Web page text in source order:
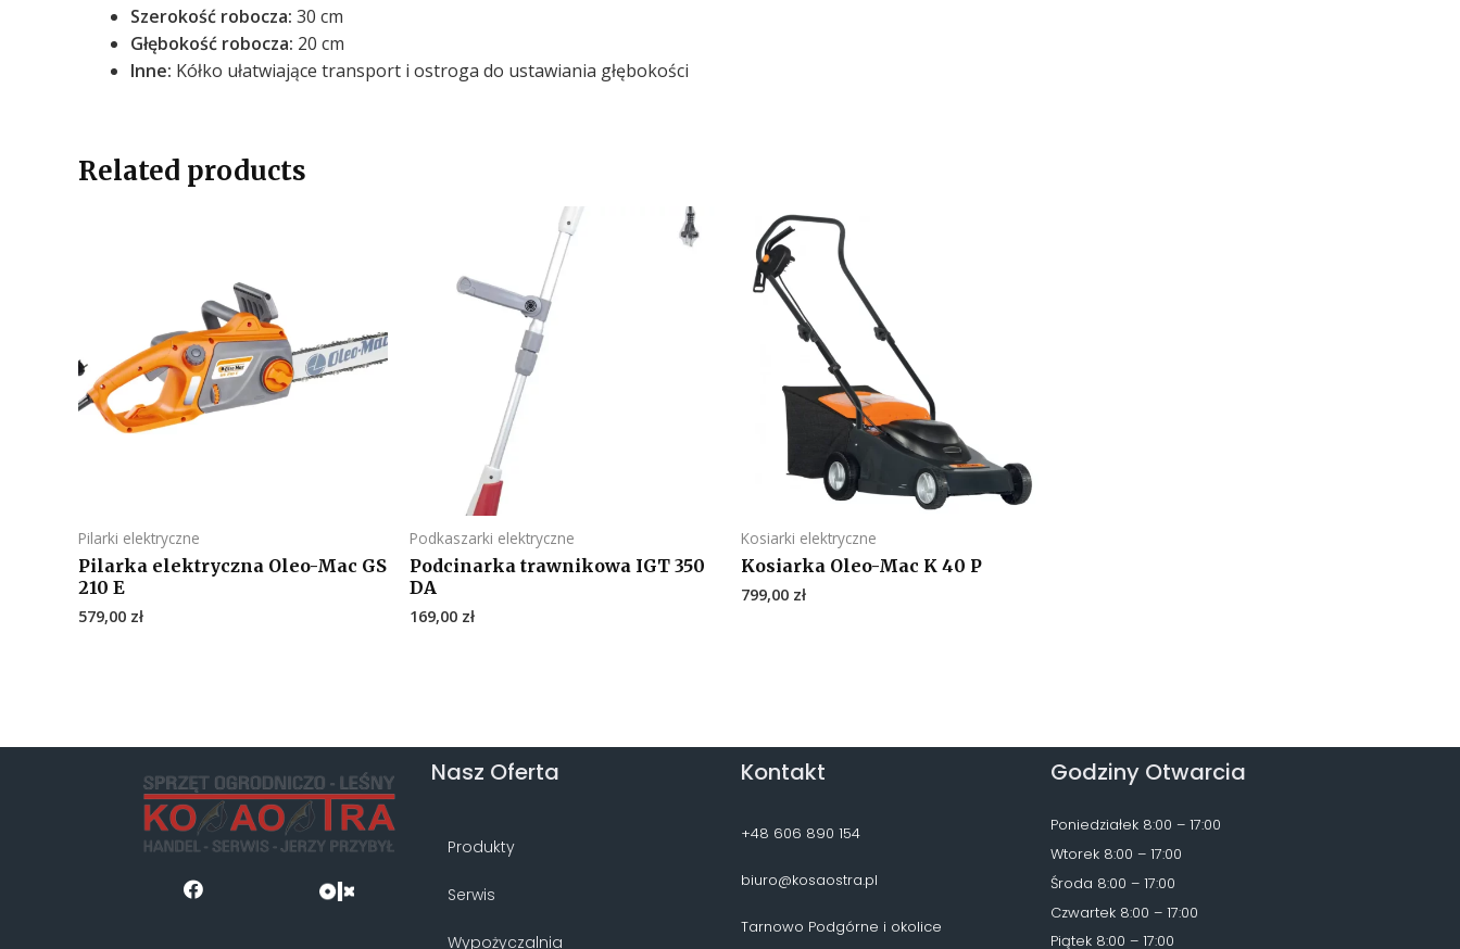
Szerokość robocza: 30 cm
Głębokość robocza: 20 cm
Inne: Kółko ułatwiające transport i ostroga do ustawiania głębokości
Related products
Pilarki elektryczne
Pilarka elektryczna Oleo-Mac GS
210 E
579,00 zł
Podkaszarki elektryczne
Podcinarka trawnikowa IGT 350
DA
169,00 zł
Kosiarki elektryczne
Kosiarka Oleo-Mac K 40 P
799,00 zł
Nasz Oferta
Produkty
Serwis
Wypożyczalnia
Kontakt
+48 606 890 154
biuro@kosaostra.pl
Tarnowo Podgórne i okolice
Godziny Otwarcia
Poniedziałek 8:00 – 17:00
Wtorek 8:00 – 17:00
Środa 8:00 – 17:00
Czwartek 8:00 – 17:00
Piątek 8:00 – 17:00